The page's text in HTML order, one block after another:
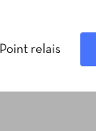
Point relais